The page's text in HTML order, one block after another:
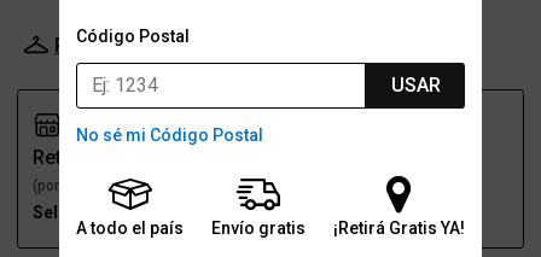
Código Postal
USAR
No sé mi Código Postal
A todo el país Envío gratis ¡Retirá Gratis YA!
Probador Virtual
Retiro
(por una sucursal)
Seleccioná talle Seleccioná talle